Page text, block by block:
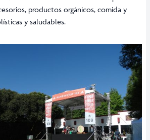
productos orgánicos, comida y
y saludables.